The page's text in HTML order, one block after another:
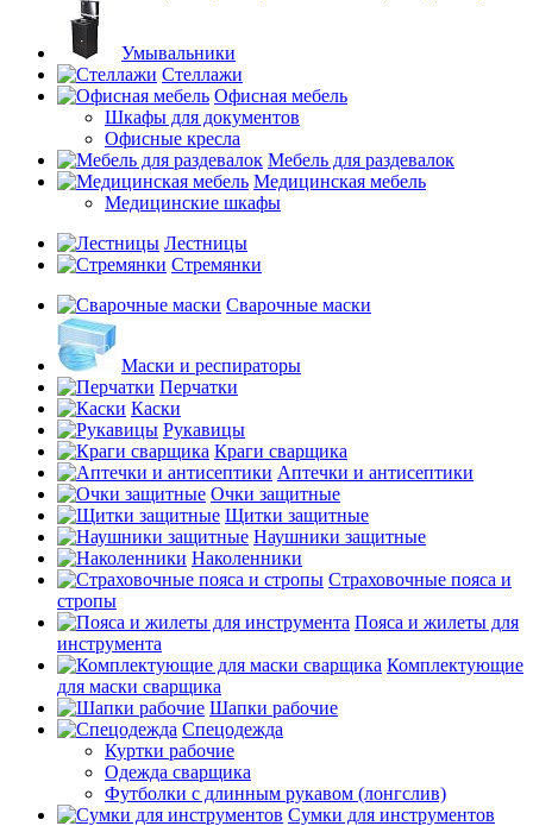
Умывальники
Стеллажи
Офисная мебель
Шкафы для документов
Офисные кресла
Мебель для раздевалок
Медицинская мебель
Медицинские шкафы
Лестницы
Стремянки
Сварочные маски
Маски и респираторы
Перчатки
Каски
Рукавицы
Краги сварщика
Аптечки и антисептики
Очки защитные
Щитки защитные
Наушники защитные
Наколенники
Страховочные пояса и
стропы
Пояса и жилеты для
инструмента
Комплектующие
для маски сварщика
Шапки рабочие
Спецодежда
Куртки рабочие
Одежда сварщика
Футболки с длинным рукавом (лонгслив)
Сумки для инструментов